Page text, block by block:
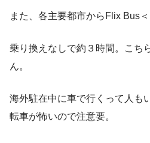
また、各主要都市からFlix Bus
乗り換えなしで約３時間。こち
ん。
海外駐在中に車で行くって人も
転車が怖いので注意要。